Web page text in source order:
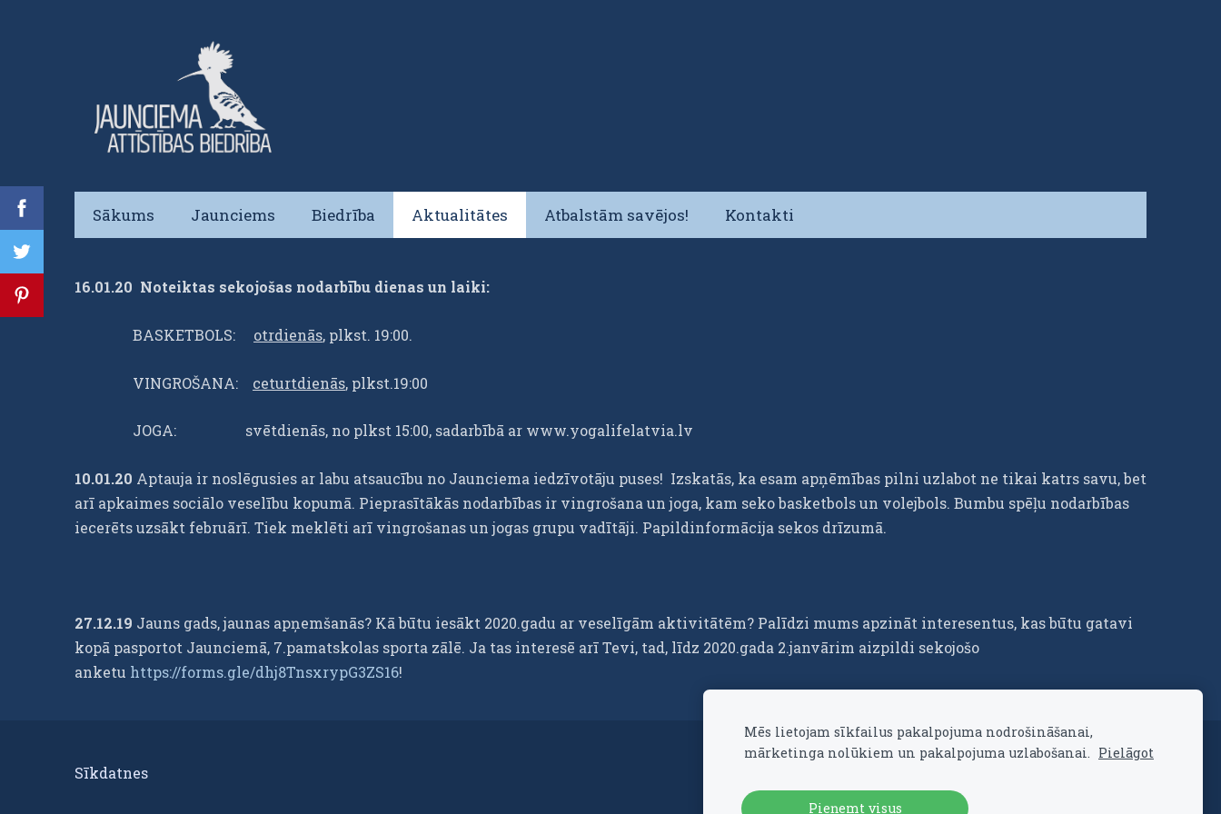
Sākums Jaunciems Biedrība Aktualitātes Atbalstām savējos! Kontakti
16.01.20 Noteiktas sekojošas nodarbību dienas un laiki:
BASKETBOLS: otrdienās, plkst. 19:00.
VINGROŠANA: ceturtdienās, plkst.19:00
JOGA: svētdienās, no plkst 15:00, sadarbībā ar www.yogalifelatvia.lv
10.01.20 Aptauja ir noslēgusies ar labu atsaucību no Jaunciema iedzīvotāju puses! Izskatās, ka esam apņēmības pilni uzlabot ne tikai katrs savu, bet
arī apkaimes sociālo veselību kopumā. Pieprasītākās nodarbības ir vingrošana un joga, kam seko basketbols un volejbols. Bumbu spēļu nodarbības
iecerēts uzsākt februārī. Tiek meklēti arī vingrošanas un jogas grupu vadītāji. Papildinformācija sekos drīzumā.
27.12.19 Jauns gads, jaunas apņemšanās? Kā būtu iesākt 2020.gadu ar veselīgām aktivitātēm? Palīdzi mums apzināt interesentus, kas būtu gatavi
kopā pasportot Jaunciemā, 7.pamatskolas sporta zālē. Ja tas interesē arī Tevi, tad, līdz 2020.gada 2.janvārim aizpildi sekojošo
anketu https://forms.gle/dhj8TnsxrypG3ZS16!
Sīkdatnes
Mēs lietojam sīkfailus pakalpojuma nodrošināšanai,
mārketinga nolūkiem un pakalpojuma uzlabošanai. Pielāgot
Pieņemt visus